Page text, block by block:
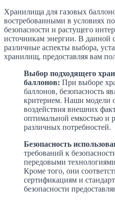
Хранилища для газовых
востребованными в условиях
безопасности и растущего
источникам энергии. В данной
различные аспекты выбора,
хранилищ, предоставляя вам
Выбор подходящего
баллонов: При выборе
баллонов, безопасность
критерием. Наши модели
воздействия внешних
оптимальной емкостью и
различных потребностей.
Безопасность
требований к
передовыми
Кроме того, они
сертификациям и
безопасности